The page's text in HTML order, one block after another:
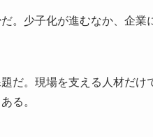
。少子化が進むなか、企業
だ。現場を支える人材だけ
る。